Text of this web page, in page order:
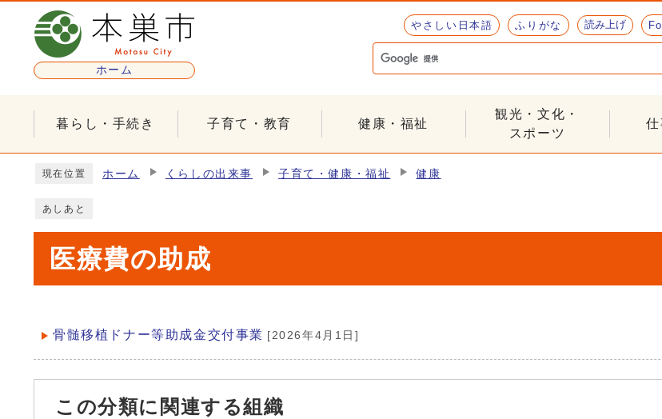
ページの先頭です
ホーム
やさしい日本語 ふりがな 読み上げ
暮らし・手続き 子育て・教育 健康・福祉
観光・文化・
スポーツ
仕
現在位置 ホーム くらしの出来事 子育て・健康・福祉 健康
あしあと
医療費の助成
メインメニュー
骨髄移植ドナー等助成金交付事業 [2026年4月1日]
この分類に関連する組織